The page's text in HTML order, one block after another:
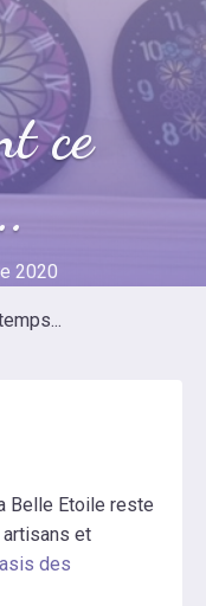
ce
2020
Belle Etoile reste
et
des